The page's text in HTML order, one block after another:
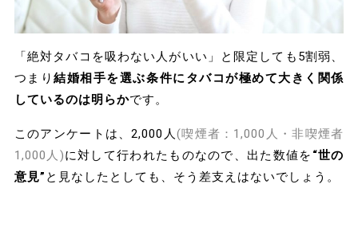
「絶対タバコを吸わない人がいい」と限定しても5割弱、
つまり結婚相手を選ぶ条件にタバコが極めて大きく関係
しているのは明らかです。
このアンケートは、2,000人(喫煙者：1,000人・非喫煙者
1,000人)に対して行われたものなので、出た数値を “世の
意見” と見なしたとしても、そう差支えはないでしょう。